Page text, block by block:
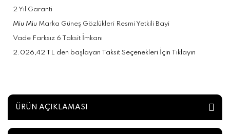
2 Yıl Garanti
Miu Miu Marka Güneş Gözlükleri Resmi Yetkili Bayi
Vade Farksız 6 Taksit İmkanı
2.026,42 TL den başlayan Taksit Seçenekleri İçin Tıklayın
ÜRÜN AÇIKLAMASI